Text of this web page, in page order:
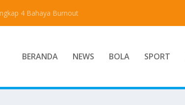
4 Bahaya Burnout
BERANDA NEWS BOLA SPORT